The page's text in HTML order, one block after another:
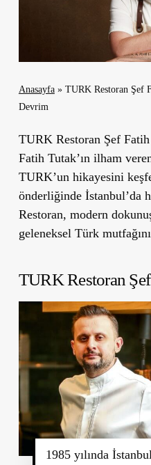
Anasayfa» TURK Restoran Şef
Devrim
TURK Restoran Şef
Fatih Tutak’ın ilham
TURK’un hikayesini
önderliğinde İstanbul’da
Restoran, modern
geleneksel Türk
TURK Restoran
1985 yılında